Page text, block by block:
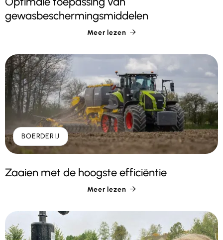
gewasbeschermingsmiddelen
Meer lezen 
BOERDERIJ
Zaaien met de hoogste efficiëntie
Meer lezen 